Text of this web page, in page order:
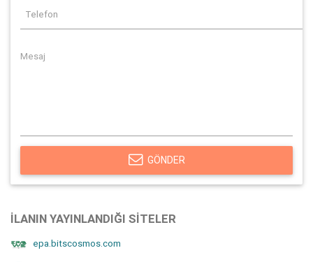
GÖNDER
İLANIN YAYINLANDIĞI SITELER
epa.bitscosmos.com